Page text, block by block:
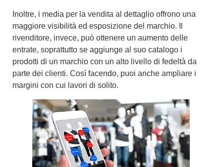
Inoltre, i media per la vendita al dettaglio offrono una
maggiore visibilità ed esposizione del marchio. Il
rivenditore, invece, può ottenere un aumento delle
entrate, soprattutto se aggiunge al suo catalogo i
prodotti di un marchio con un alto livello di fedeltà da
parte dei clienti. Così facendo, puoi anche ampliare i
margini con cui lavori di solito.